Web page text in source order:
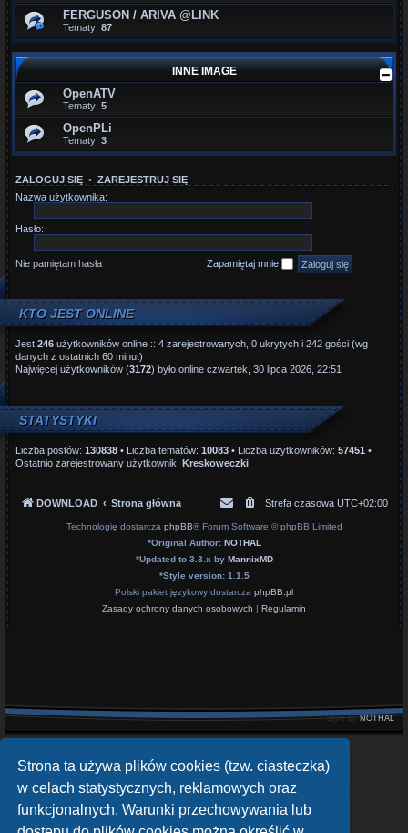
Strona ta używa plików cookies (tzw. ciasteczka)
w celach statystycznych, reklamowych oraz
funkcjonalnych. Warunki przechowywania lub
FERGUSON / ARIVA @LINK
Tematy: 87
INNE IMAGE
OpenATV
Tematy: 5
OpenPLi
Tematy: 3
ZALOGUJ SIĘ • ZAREJESTRUJ SIĘ
Nazwa użytkownika:
Hasło:
Nie pamiętam hasła Zapamiętaj mnie
KTO JEST ONLINE
Jest 246 użytkowników online :: 4 zarejestrowanych, 0 ukrytych i 242 gości (wg
danych z ostatnich 60 minut)
Najwięcej użytkowników (3172) było online czwartek, 30 lipca 2026, 22:51
STATYSTYKI
Liczba postów: 130838 • Liczba tematów: 10083 • Liczba użytkowników: 57451 •
Ostatnio zarejestrowany użytkownik: Kreskoweczki
DOWNLOAD Strona główna Strefa czasowa UTC+02:00
Technologię dostarcza phpBB® Forum Software © phpBB Limited
*Original Author: NOTHAL
*Updated to 3.3.x by MannixMD
*Style version: 1.1.5
Polski pakiet językowy dostarcza phpBB.pl
Zasady ochrony danych osobowych
Regulamin
Style byNOTHAL
openATV Forum
https://www.opena.tv/
OpenPLi - Open Source Set-Top Box Software
https://openpli.org